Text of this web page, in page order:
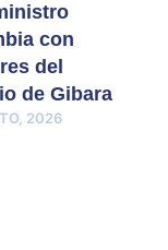
con
del
de Gibara
2026